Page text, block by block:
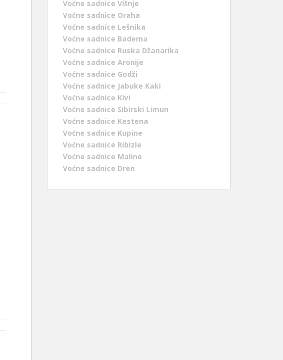
Voćne sadnice Višnje
Voćne sadnice Oraha
Voćne sadnice Lešnika
Voćne sadnice Badema
Voćne sadnice Ruska Džanarika
Voćne sadnice Aronije
Voćne sadnice Godži
Voćne sadnice Jabuke Kaki
Voćne sadnice Kivi
Voćne sadnice Sibirski Limun
Voćne sadnice Kestena
Voćne sadnice Kupine
Voćne sadnice Ribizle
Voćne sadnice Maline
Voćne sadnice Dren